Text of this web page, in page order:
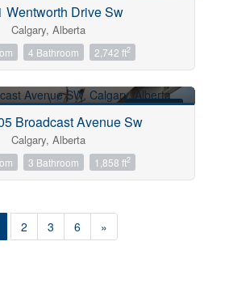
Wentworth Drive Sw
Calgary, Alberta
4 Bathroom 2,742 ft2
Broadcast Avenue Sw
Calgary, Alberta
3 Bathroom 1,858 ft2
2 3 6 »